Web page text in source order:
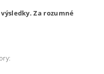
Za rozumné